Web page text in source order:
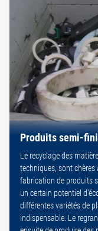
Produits semi-
Le recyclage des
techniques, sont
fabrication de produits
un certain potentiel
différentes variétés de
indispensable. Le